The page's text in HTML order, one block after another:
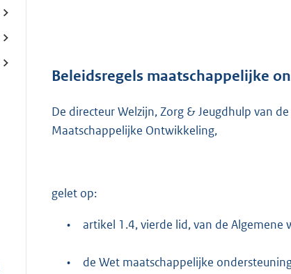
Beleidsregels maatschappelijke
De directeur Welzijn, Zorg & Jeugdhulp van
Maatschappelijke Ontwikkeling,
gelet op:
• artikel 1.4, vierde lid, van de Algemene
• de Wet maatschappelijke